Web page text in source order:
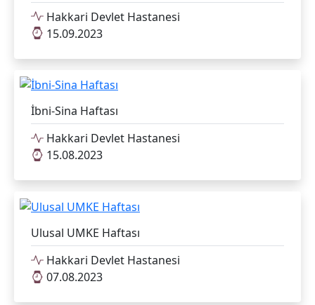
Hakkari Devlet Hastanesi
15.09.2023
İbni-Sina Haftası
Hakkari Devlet Hastanesi
15.08.2023
Ulusal UMKE Haftası
Hakkari Devlet Hastanesi
07.08.2023